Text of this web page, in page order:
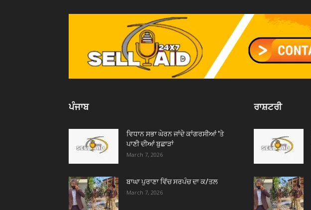
ਪੰਜਾਬ
ਵਿਧਾਨ ਸਭਾ ਘੇਰਨ ਜਾਂਦੇ ਕਾਂਗਰਸੀਆਂ ’ਤੇ
ਪਾਣੀ ਦੀਆਂ ਬੁਛਾੜਾਂ
March 7, 2026
ਬਾਘਾ ਪੁਰਾਣਾ ਵਿੱਚ ਸਰਪੰਚ ਦਾ ਕ/ਤਲ
March 7, 2026
ਰਾਸ਼ਟਰੀ